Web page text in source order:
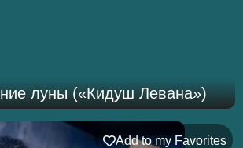
луны («Кидуш Левана»)
Add to my Favorites